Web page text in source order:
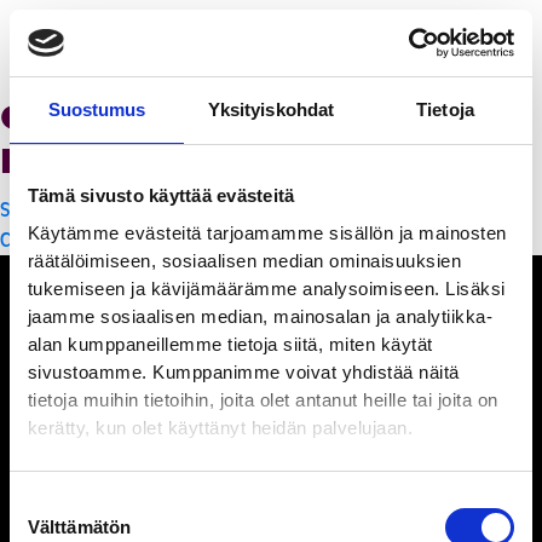
Suostumus Yksityiskohdat Tietoja
Tämä sivusto käyttää evästeitä
Käytämme evästeitä tarjoamamme sisällön ja mainosten
räätälöimiseen, sosiaalisen median ominaisuuksien
tukemiseen ja kävijämäärämme analysoimiseen. Lisäksi
jaamme sosiaalisen median, mainosalan ja analytiikka-
alan kumppaneillemme tietoja siitä, miten käytät
sivustoamme. Kumppanimme voivat yhdistää näitä
tietoja muihin tietoihin, joita olet antanut heille tai joita on
kerätty, kun olet käyttänyt heidän palvelujaan.
valinta
Välttämätön
Chopstick Panda –
Lounas Buffet 14,00
Artikkelien
selaus
Synsam – Kehykset alkaen 1 euroa!
Chopstick Panda – Viikonloppu Buffet 17,90
Ihmisiä, iloa ja
ihmeteltävää
Siltapuistokatu 14